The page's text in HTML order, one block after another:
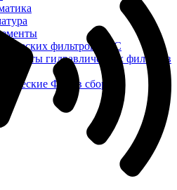
фильтров ФГС
гидравлических фильтров
ФГС в сборе